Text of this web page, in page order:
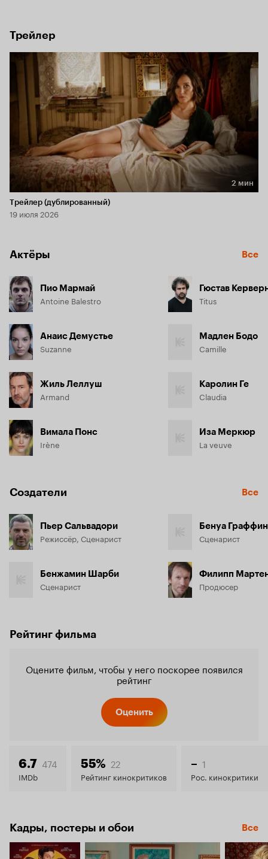
кого водит за нос.
Трейлер
Длительность 2 мин
2 мин
Трейлер (дублированный)
19 июля 2026
Актёры Все
Пио Мармай
Antoine Balestro
Анаис Демустье
Suzanne
Жиль Леллуш
Armand
Вимала Понс
Irène
Гюстав
Titus
Мадлен Бодо
Camille
Каролин Ге
Claudia
Иза Меркюр
La veuve
Создатели Все
Пьер Сальвадори
Режиссёр, Сценарист
Бенжамин Шарби
Сценарист
Бенуа Граффин
Сценарист
Филипп
Продюсер
Рейтинг фильма
Оцените фильм, чтобы у него поскорее появился
рейтинг
Оценить
6.7 474
IMDb
55% 22
Рейтинг кинокритиков
– 1
Рос. кинокритики
Кадры, постеры и обои Все